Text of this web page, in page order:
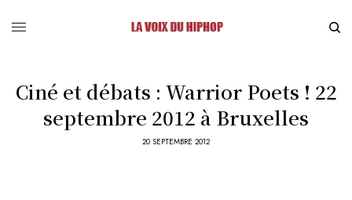
Ciné et débats : Warrior Poets ! 22
septembre 2012 à Bruxelles
20 SEPTEMBRE 2012